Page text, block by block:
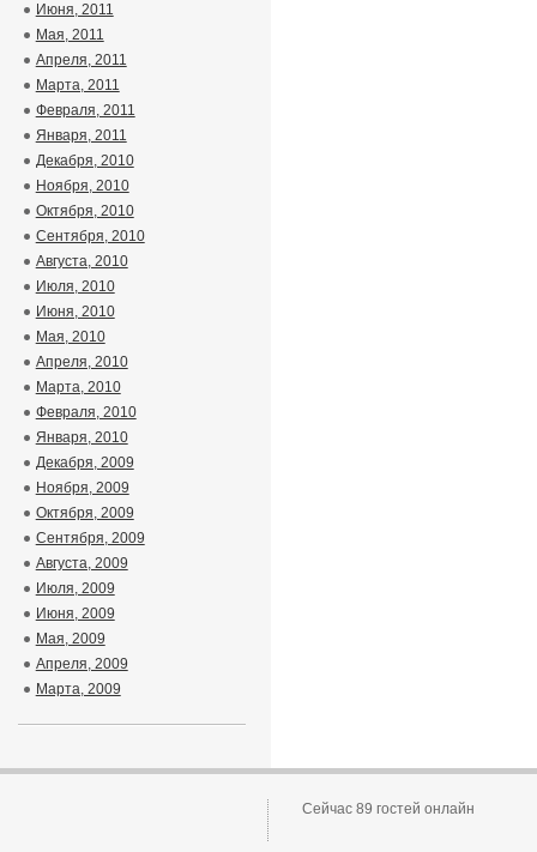
Июня, 2011
Мая, 2011
Апреля, 2011
Марта, 2011
Февраля, 2011
Января, 2011
Декабря, 2010
Ноября, 2010
Октября, 2010
Сентября, 2010
Августа, 2010
Июля, 2010
Июня, 2010
Мая, 2010
Апреля, 2010
Марта, 2010
Февраля, 2010
Января, 2010
Декабря, 2009
Ноября, 2009
Октября, 2009
Сентября, 2009
Августа, 2009
Июля, 2009
Июня, 2009
Мая, 2009
Апреля, 2009
Марта, 2009
Сейчас 89 гостей онлайн